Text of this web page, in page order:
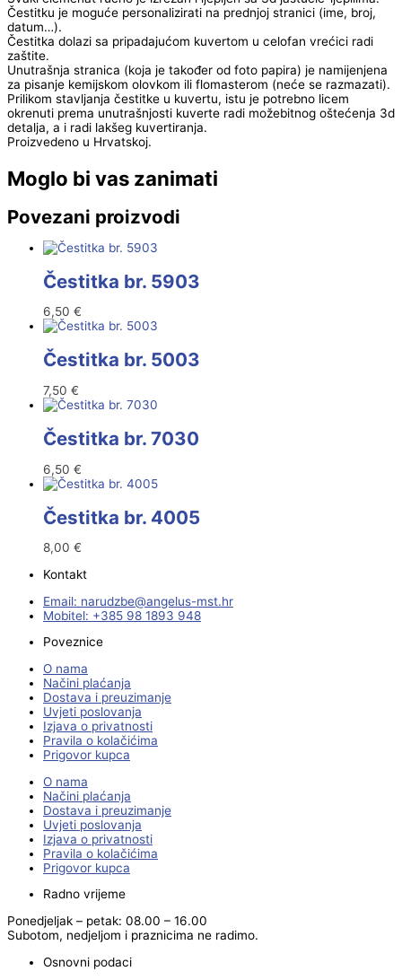
Čestitku je moguće personalizirati na prednjoj stranici (ime, broj,
datum…).
Čestitka dolazi sa pripadajućom kuvertom u celofan vrećici radi
zaštite.
Unutrašnja stranica (koja je također od foto papira) je namijenjena
za pisanje kemijskom olovkom ili flomasterom (neće se razmazati).
Prilikom stavljanja čestitke u kuvertu, istu je potrebno licem
okrenuti prema unutrašnjosti kuverte radi možebitnog oštećenja 3d
detalja, a i radi lakšeg kuvertiranja.
Proizvedeno u Hrvatskoj.
Moglo bi vas zanimati
Povezani proizvodi
Čestitka br. 5903
6,50 €
Čestitka br. 5003
7,50 €
Čestitka br. 7030
6,50 €
Čestitka br. 4005
8,00 €
Kontakt
Email:
rh.tsm-sulegna
@ebzduran
Mobitel: +385 98 1893 948
Poveznice
O nama
Načini plaćanja
Dostava i preuzimanje
Uvjeti poslovanja
Izjava o privatnosti
Pravila o kolačićima
Prigovor kupca
O nama
Načini plaćanja
Dostava i preuzimanje
Uvjeti poslovanja
Izjava o privatnosti
Pravila o kolačićima
Prigovor kupca
Radno vrijeme
Ponedjeljak – petak: 08.00 – 16.00
Subotom, nedjeljom i praznicima ne radimo.
Osnovni podaci